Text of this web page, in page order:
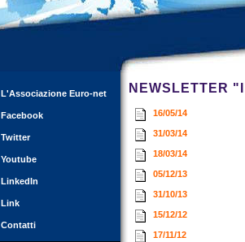
L'Associazione Euro-net
Facebook
Twitter
Youtube
LinkedIn
Link
Contatti
NEWSLETTER
16/05/14
31/03/14
18/03/14
05/12/13
31/10/13
15/12/12
17/11/12